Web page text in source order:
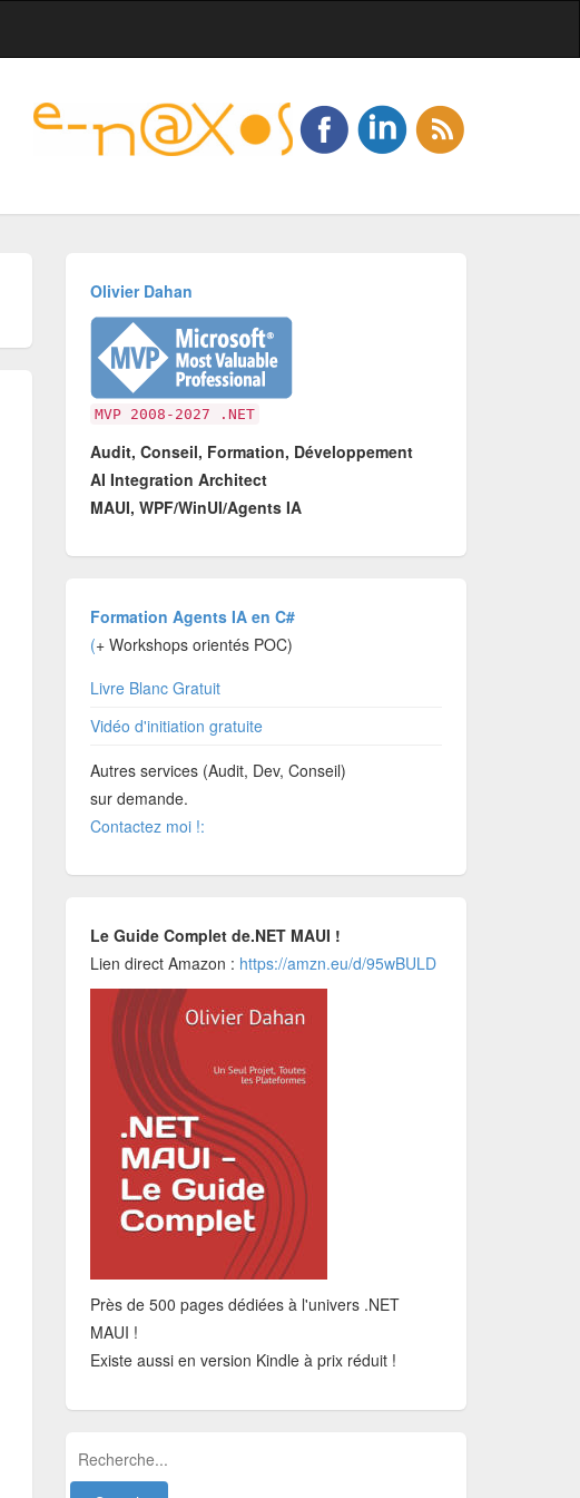
Olivier Dahan
MVP 2008-2027 .NET
Audit, Conseil, Formation, Développement
AI Integration Architect
MAUI, WPF/WinUI/Agents IA
Formation Agents IA en C#
(+ Workshops orientés POC)
Livre Blanc Gratuit
Vidéo d'initiation gratuite
Autres services (Audit, Dev, Conseil)
sur demande.
Contactez moi !:
Le Guide Complet de.NET MAUI !
Lien direct Amazon : https://amzn.eu/d/95wBULD
Près de 500 pages dédiées à l'univers .NET
MAUI !
Existe aussi en version Kindle à prix réduit !